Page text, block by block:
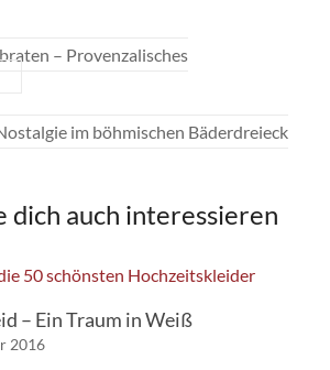
– Provenzalisches
im böhmischen Bäderdreieck
dich auch interessieren
– Ein Traum in Weiß
2016